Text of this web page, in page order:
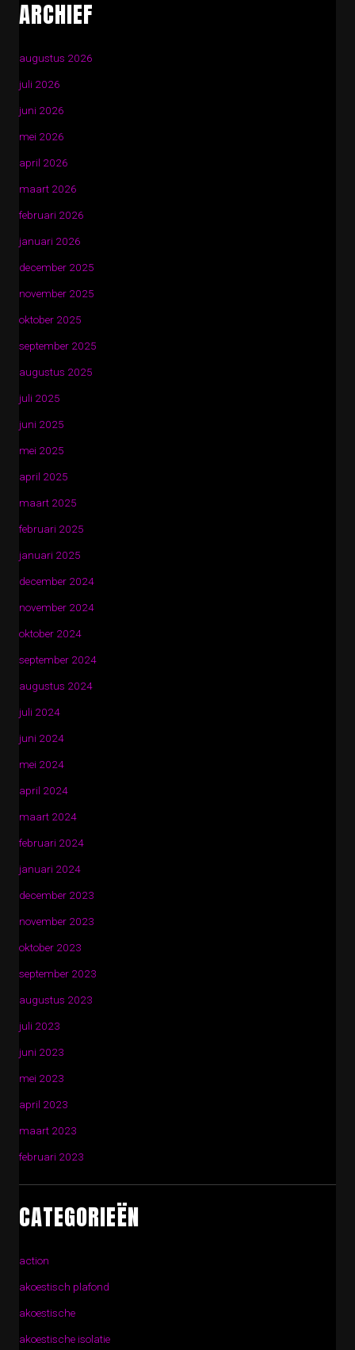
ARCHIEF
augustus 2026
juli 2026
juni 2026
mei 2026
april 2026
maart 2026
februari 2026
januari 2026
december 2025
november 2025
oktober 2025
september 2025
augustus 2025
juli 2025
juni 2025
mei 2025
april 2025
maart 2025
februari 2025
januari 2025
december 2024
november 2024
oktober 2024
september 2024
augustus 2024
juli 2024
juni 2024
mei 2024
april 2024
maart 2024
februari 2024
januari 2024
december 2023
november 2023
oktober 2023
september 2023
augustus 2023
juli 2023
juni 2023
mei 2023
april 2023
maart 2023
februari 2023
CATEGORIEËN
action
akoestisch plafond
akoestische
akoestische isolatie